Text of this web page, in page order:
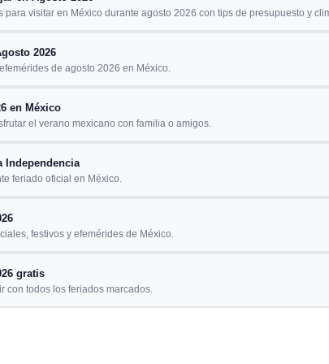
visitar en México durante agosto 2026 con tips de presupuesto y
2026
de agosto 2026 en México.
en México
el verano mexicano con familia o amigos.
Independencia
feriado oficial en México.
festivos y efemérides de México.
gratis
con todos los feriados marcados.